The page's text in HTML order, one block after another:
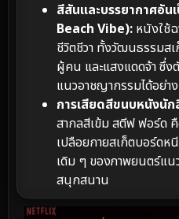
สีสันและบรรยากาศอั
Beach Vibe): หนังใช้
ชีวิตชีวา ทั้งวัฒนธรรมส
ผู้คน และแสงแดดจ้า ซึ่
แนวอาชญากรรมได้อย่า
การเสียดสีขนบหนังนัก
สากลสีเข้ม สตีฟ ฟอร์ด
เปลือยกายสเก็ตบอร์ดห
เดิม ๆ ของภาพยนตร์แน
สนุกสนาน